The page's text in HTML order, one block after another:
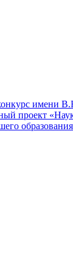
имени
проект